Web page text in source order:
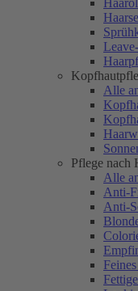
Haaröl
Alle
Pflege nach
Alle
Anti-
Anti-